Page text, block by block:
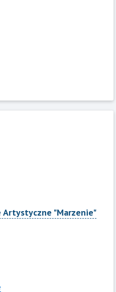
Artystyczne "Marzenie"